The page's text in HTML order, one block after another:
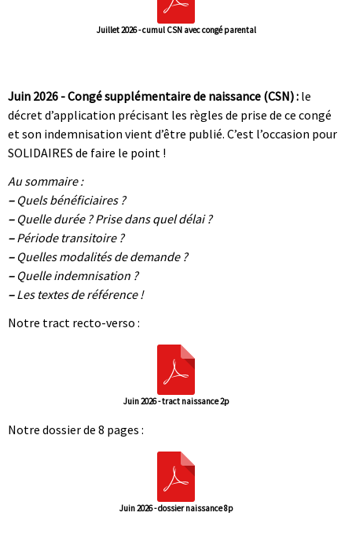
Juillet 2026 - cumul CSN avec congé parental
Juin 2026 - Congé supplémentaire de naissance (CSN) : le
décret d’application précisant les règles de prise de ce congé
et son indemnisation vient d’être publié. C’est l’occasion pour
SOLIDAIRES de faire le point !
Au sommaire :
–Quels bénéficiaires ?
–Quelle durée ? Prise dans quel délai ?
–Période transitoire ?
–Quelles modalités de demande ?
–Quelle indemnisation ?
–Les textes de référence !
Notre tract recto-verso :
Juin 2026 - tract naissance 2p
Notre dossier de 8 pages :
Juin 2026 - dossier naissance 8p